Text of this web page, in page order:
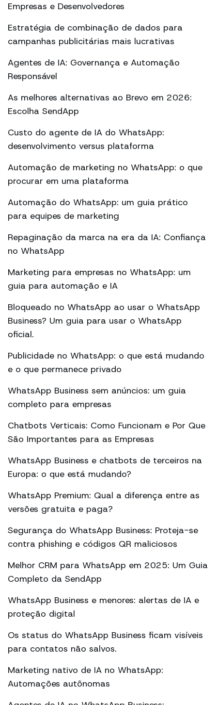
Empresas e Desenvolvedores
Estratégia de combinação de dados para
campanhas publicitárias mais lucrativas
Agentes de IA: Governança e Automação
Responsável
As melhores alternativas ao Brevo em 2026:
Escolha SendApp
Custo do agente de IA do WhatsApp:
desenvolvimento versus plataforma
Automação de marketing no WhatsApp: o que
procurar em uma plataforma
Automação do WhatsApp: um guia prático
para equipes de marketing
Repaginação da marca na era da IA: Confiança
no WhatsApp
Marketing para empresas no WhatsApp: um
guia para automação e IA
Bloqueado no WhatsApp ao usar o WhatsApp
Business? Um guia para usar o WhatsApp
oficial.
Publicidade no WhatsApp: o que está mudando
e o que permanece privado
WhatsApp Business sem anúncios: um guia
completo para empresas
Chatbots Verticais: Como Funcionam e Por Que
São Importantes para as Empresas
WhatsApp Business e chatbots de terceiros na
Europa: o que está mudando?
WhatsApp Premium: Qual a diferença entre as
versões gratuita e paga?
Segurança do WhatsApp Business: Proteja-se
contra phishing e códigos QR maliciosos
Melhor CRM para WhatsApp em 2025: Um Guia
Completo da SendApp
WhatsApp Business e menores: alertas de IA e
proteção digital
Os status do WhatsApp Business ficam visíveis
para contatos não salvos.
Marketing nativo de IA no WhatsApp:
Automações autônomas